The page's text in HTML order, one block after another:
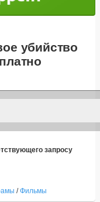
убийство
запросу
/Фильмы